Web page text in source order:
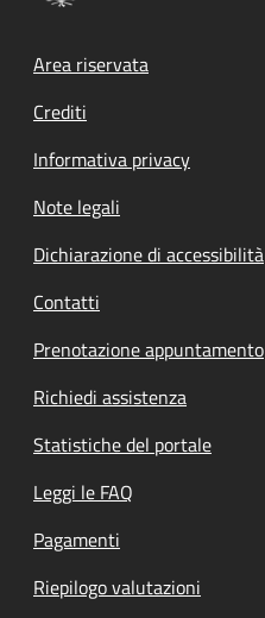
Footer menu
Area riservata
Crediti
Informativa privacy
Note legali
Dichiarazione di accessibilità
Contatti
Prenotazione appuntamento
Richiedi assistenza
Statistiche del portale
Leggi le FAQ
Pagamenti
Riepilogo valutazioni